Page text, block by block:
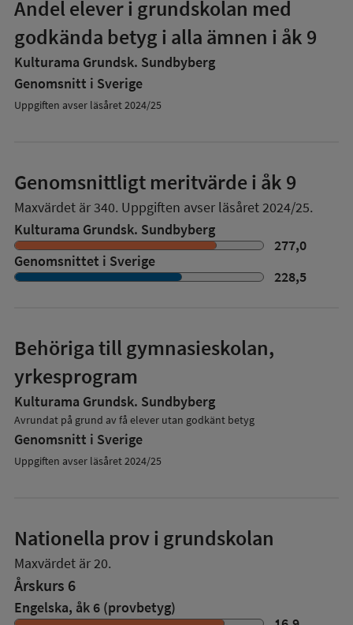
Andel elever i grundskolan med
godkända betyg i alla ämnen i åk 9
Kulturama Grundsk. Sundbyberg
Genomsnitt i Sverige
Uppgiften avser läsåret 2024/25
Genomsnittligt meritvärde i åk 9
Maxvärdet är 340. Uppgiften avser läsåret 2024/25.
Kulturama Grundsk. Sundbyberg
277,0
Genomsnittet i Sverige
228,5
Behöriga till gymnasieskolan,
yrkesprogram
Kulturama Grundsk. Sundbyberg
Avrundat på grund av få elever utan godkänt betyg
Genomsnitt i Sverige
Uppgiften avser läsåret 2024/25
Nationella prov i grundskolan
Maxvärdet är 20.
Årskurs 6
Engelska, åk 6 (provbetyg)